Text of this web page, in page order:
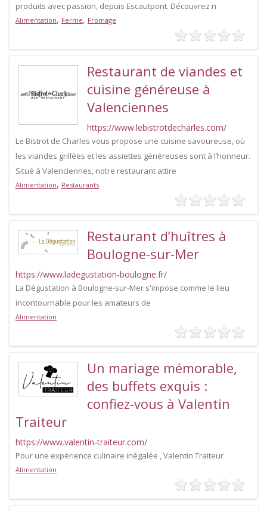
produits avec passion, depuis Escautpont. Découvrez n
Alimentation, Ferme, Fromage
Restaurant de viandes et
cuisine généreuse à
Valenciennes
https://www.lebistrotdecharles.com/
Le Bistrot de Charles vous propose une cuisine savoureuse, où
les viandes grillées et les assiettes généreuses sont à l’honneur.
Situé à Valenciennes, notre restaurant attire
Alimentation, Restaurants
Restaurant d’huîtres à
Boulogne-sur-Mer
https://www.ladegustation-boulogne.fr/
La Dégustation à Boulogne-sur-Mer s'impose comme le lieu
incontournable pour les amateurs de
Alimentation
Un mariage mémorable,
des buffets exquis :
confiez-vous à Valentin
Traiteur
https://www.valentin-traiteur.com/
Pour une expérience culinaire inégalée , Valentin Traiteur
Alimentation